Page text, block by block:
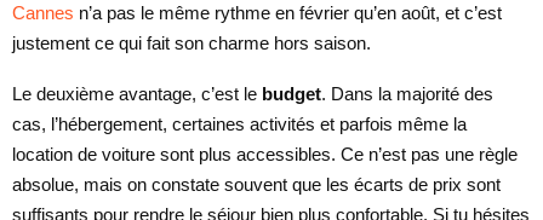
Cannes n’a pas le même rythme en février qu’en août, et c’est
justement ce qui fait son charme hors saison.
Le deuxième avantage, c’est le budget. Dans la majorité des
cas, l’hébergement, certaines activités et parfois même la
location de voiture sont plus accessibles. Ce n’est pas une règle
absolue, mais on constate souvent que les écarts de prix sont
suffisants pour rendre le séjour bien plus confortable. Si tu hésites